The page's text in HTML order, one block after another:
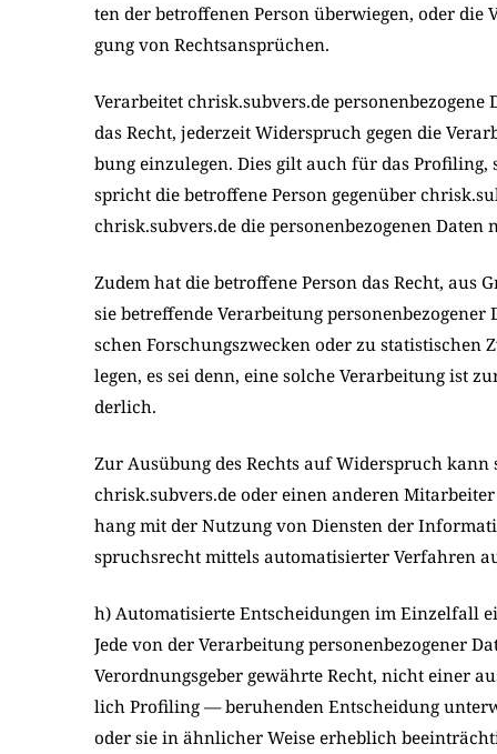
ten der betrof­fe­nen Per­son über­wie­gen, oder
gung von Rechts­an­sprü­chen.
Ver­ar­bei­tet chrisk.subvers.de
das Recht, jeder­zeit Wider­spruch gegen die
bung ein­zu­le­gen. Dies gilt auch für das
spricht die betrof­fe­ne Per­son gegen­über
chrisk.subvers.de die per­so­nen­be­zo­ge­nen
Zudem hat die betrof­fe­ne Per­son das Recht, aus
sie betref­fen­de Ver­ar­bei­tung
schen For­schungs­zwecken oder zu sta­ti­sti­schen
le­gen, es sei denn, eine sol­che Ver­ar­bei­tung ist
der­lich.
Zur Aus­übung des Rechts auf Wider­spruch
chrisk.subvers.de oder einen ande­ren
hang mit der Nut­zung von Dien­sten der
spruchs­recht mit­tels auto­ma­ti­sier­ter Ver­fah­ren
h) Automatisierte Entscheidungen im Einzelfall
Jede von der Ver­ar­bei­tung per­so­nen­be­zo­ge­ner
Ver­ord­nungs­ge­ber gewähr­te Recht, nicht einer
lich Pro­fil­ing — beru­hen­den Ent­schei­dung
oder sie in ähn­li­cher Wei­se erheb­lich